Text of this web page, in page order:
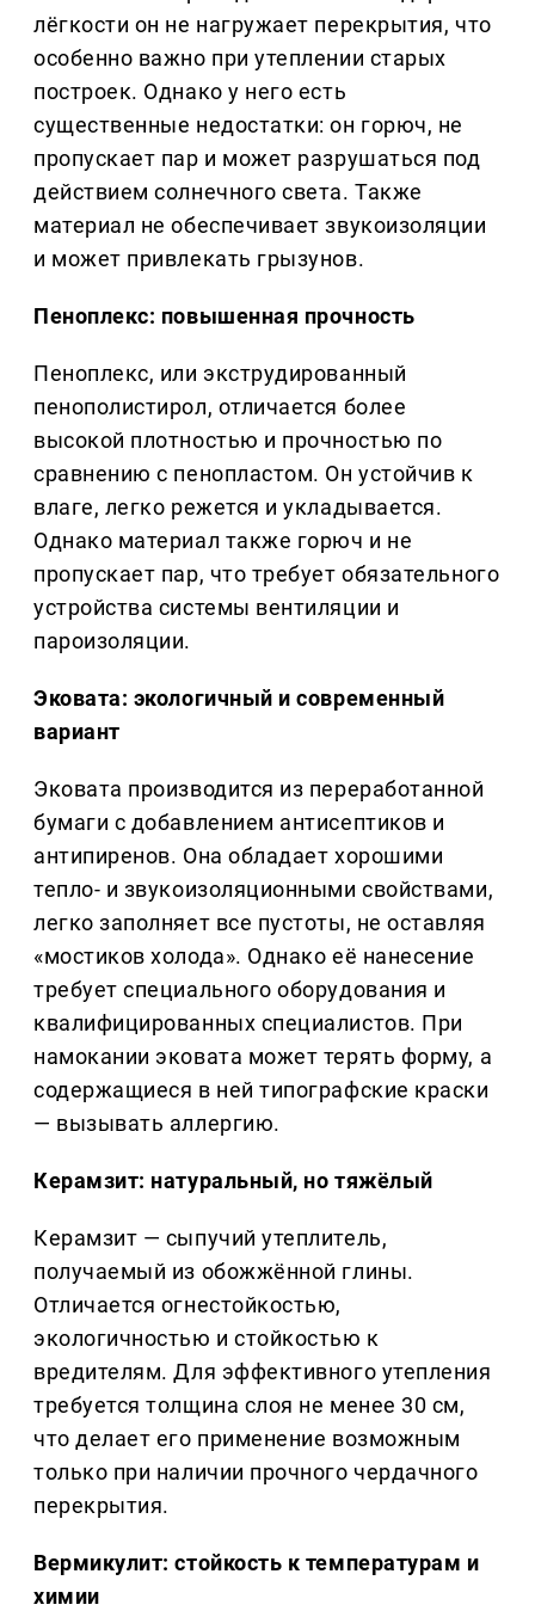
лёгкости он не нагружает перекрытия, что
особенно важно при утеплении старых
построек. Однако у него есть
существенные недостатки: он горюч, не
пропускает пар и может разрушаться под
действием солнечного света. Также
материал не обеспечивает звукоизоляции
и может привлекать грызунов.
Пеноплекс: повышенная прочность
Пеноплекс, или экструдированный
пенополистирол, отличается более
высокой плотностью и прочностью по
сравнению с пенопластом. Он устойчив к
влаге, легко режется и укладывается.
Однако материал также горюч и не
пропускает пар, что требует обязательного
устройства системы вентиляции и
пароизоляции.
Эковата: экологичный и современный
вариант
Эковата производится из переработанной
бумаги с добавлением антисептиков и
антипиренов. Она обладает хорошими
тепло- и звукоизоляционными свойствами,
легко заполняет все пустоты, не оставляя
«мостиков холода». Однако её нанесение
требует специального оборудования и
квалифицированных специалистов. При
намокании эковата может терять форму, а
содержащиеся в ней типографские краски
— вызывать аллергию.
Керамзит: натуральный, но тяжёлый
Керамзит — сыпучий утеплитель,
получаемый из обожжённой глины.
Отличается огнестойкостью,
экологичностью и стойкостью к
вредителям. Для эффективного утепления
требуется толщина слоя не менее 30 см,
что делает его применение возможным
только при наличии прочного чердачного
перекрытия.
Вермикулит: стойкость к температурам и
химии